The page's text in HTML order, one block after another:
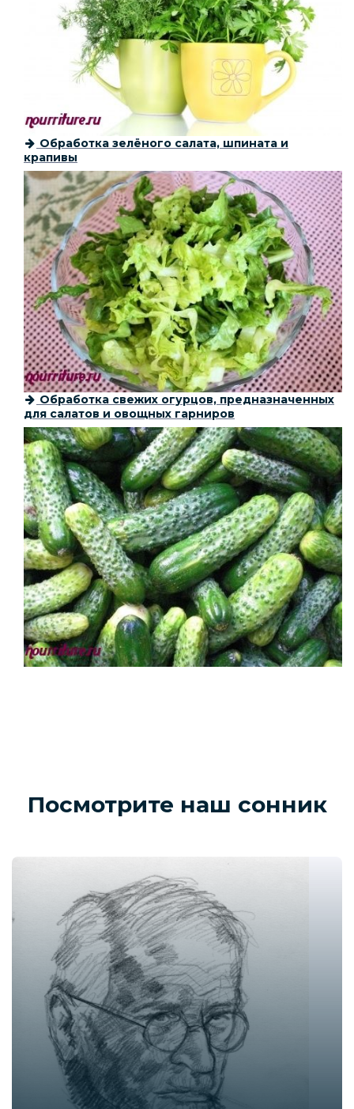
Обработка зелёного салата, шпината и
крапивы
Обработка свежих огурцов, предназначенных
для салатов и овощных гарниров
Посмотрите наш сонник